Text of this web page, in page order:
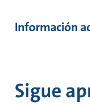
Información
Sigue